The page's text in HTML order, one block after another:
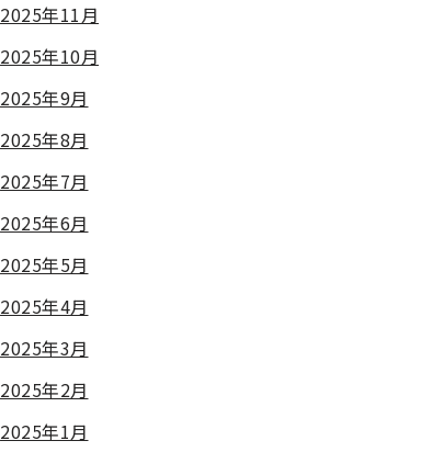
2025年11月
2025年10月
2025年9月
2025年8月
2025年7月
2025年6月
2025年5月
2025年4月
2025年3月
2025年2月
2025年1月